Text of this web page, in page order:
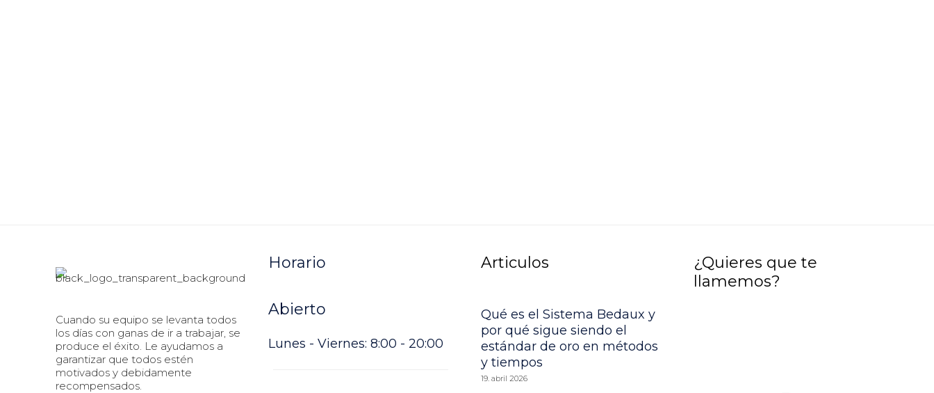
Cuando su equipo se levanta todos
los días con ganas de ir a trabajar, se
produce el éxito. Le ayudamos a
garantizar que todos estén
motivados y debidamente
recompensados.
Horario
Abierto
Lunes - Viernes: 8:00 - 20:00
Articulos
Qué es el Sistema Bedaux y
por qué sigue siendo el
estándar de oro en métodos
y tiempos
19. abril 2026
¿Quieres que te
llamemos?